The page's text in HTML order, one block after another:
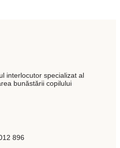
interlocutor specializat al
bunăstării copilului
896